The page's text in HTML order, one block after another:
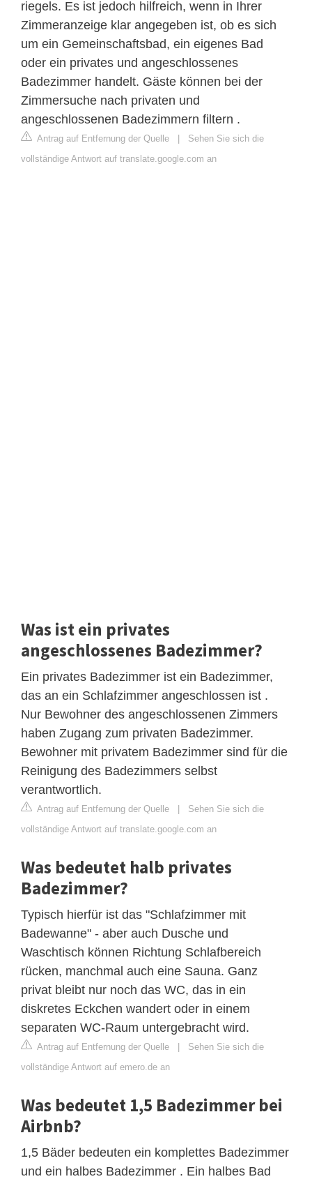
riegels. Es ist jedoch hilfreich, wenn in Ihrer
Zimmeranzeige klar angegeben ist, ob es sich
um ein Gemeinschaftsbad, ein eigenes Bad
oder ein privates und angeschlossenes
Badezimmer handelt. Gäste können bei der
Zimmersuche nach privaten und
angeschlossenen Badezimmern filtern .
Antrag auf Entfernung der Quelle | Sehen Sie sich die
vollständige Antwort auf translate.google.com an
Was ist ein privates
angeschlossenes Badezimmer?
Ein privates Badezimmer ist ein Badezimmer,
das an ein Schlafzimmer angeschlossen ist .
Nur Bewohner des angeschlossenen Zimmers
haben Zugang zum privaten Badezimmer.
Bewohner mit privatem Badezimmer sind für die
Reinigung des Badezimmers selbst
verantwortlich.
Antrag auf Entfernung der Quelle | Sehen Sie sich die
vollständige Antwort auf translate.google.com an
Was bedeutet halb privates
Badezimmer?
Typisch hierfür ist das "Schlafzimmer mit
Badewanne" - aber auch Dusche und
Waschtisch können Richtung Schlafbereich
rücken, manchmal auch eine Sauna. Ganz
privat bleibt nur noch das WC, das in ein
diskretes Eckchen wandert oder in einem
separaten WC-Raum untergebracht wird.
Antrag auf Entfernung der Quelle | Sehen Sie sich die
vollständige Antwort auf emero.de an
Was bedeutet 1,5 Badezimmer bei
Airbnb?
1,5 Bäder bedeuten ein komplettes Badezimmer
und ein halbes Badezimmer . Ein halbes Bad